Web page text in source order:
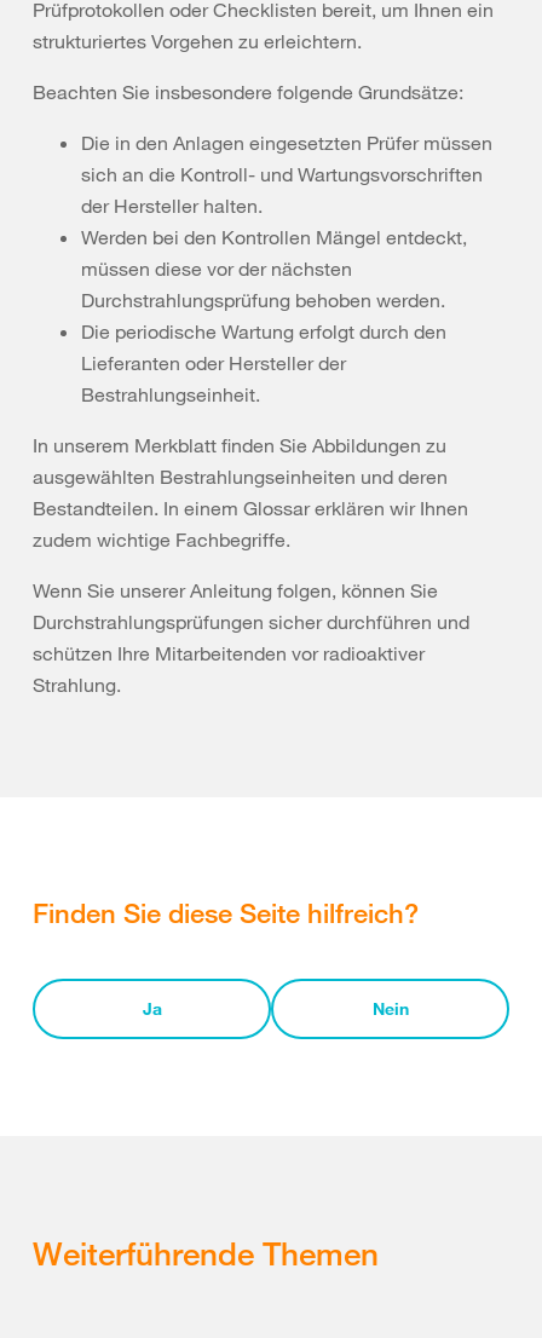
Prüfprotokollen oder Checklisten bereit, um Ihnen ein
strukturiertes Vorgehen zu erleichtern.
Beachten Sie insbesondere folgende Grundsätze:
Die in den Anlagen eingesetzten Prüfer müssen
sich an die Kontroll- und Wartungsvorschriften
der Hersteller halten.
Werden bei den Kontrollen Mängel entdeckt,
müssen diese vor der nächsten
Durchstrahlungsprüfung behoben werden.
Die periodische Wartung erfolgt durch den
Lieferanten oder Hersteller der
Bestrahlungseinheit.
In unserem Merkblatt finden Sie Abbildungen zu
ausgewählten Bestrahlungseinheiten und deren
Bestandteilen. In einem Glossar erklären wir Ihnen
zudem wichtige Fachbegriffe.
Wenn Sie unserer Anleitung folgen, können Sie
Durchstrahlungsprüfungen sicher durchführen und
schützen Ihre Mitarbeitenden vor radioaktiver
Strahlung.
Finden Sie diese Seite hilfreich?
Ja Nein
Weiterführende Themen